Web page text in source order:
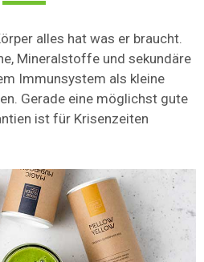
alles hat was er braucht.
Mineralstoffe und sekundäre
Immunsystem als kleine
Gerade eine möglichst gute
ist für Krisenzeiten